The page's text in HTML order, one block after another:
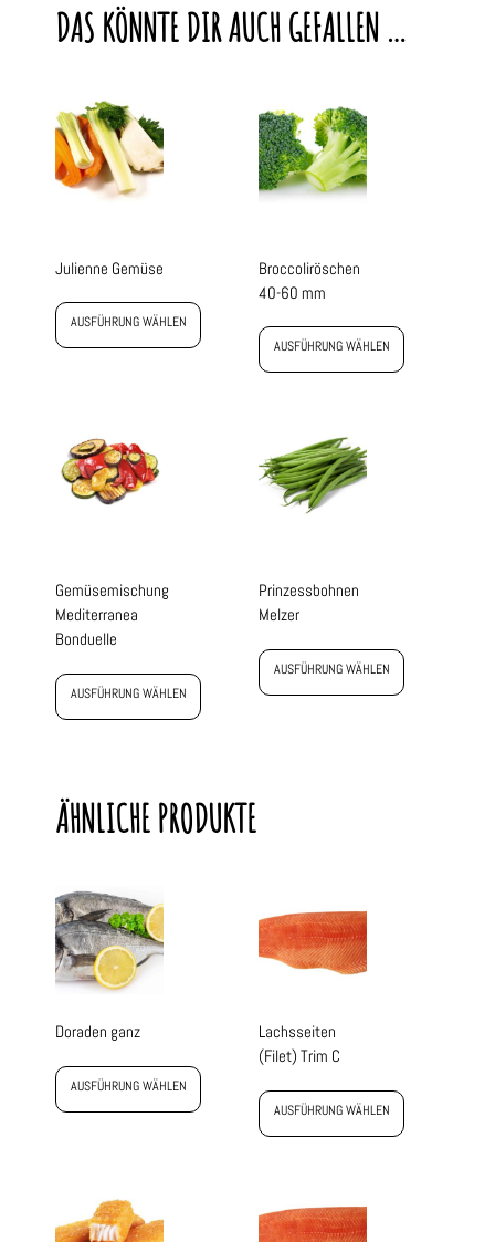
DAS KÖNNTE DIR AUCH GEFALLEN …
Julienne Gemüse
AUSFÜHRUNG WÄHLEN
Broccoliröschen
40-60 mm
AUSFÜHRUNG WÄHLEN
Gemüsemischung
Mediterranea
Bonduelle
AUSFÜHRUNG WÄHLEN
Prinzessbohnen
Melzer
AUSFÜHRUNG WÄHLEN
ÄHNLICHE PRODUKTE
Doraden ganz
AUSFÜHRUNG WÄHLEN
Lachsseiten
(Filet) Trim C
AUSFÜHRUNG WÄHLEN